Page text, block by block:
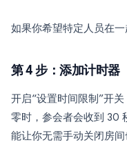
如果你希望特定人员在一
第 4 步：添加计时器
开启“设置时间限制”开
零时，参会者会收到 30
能让你无需手动关闭房间